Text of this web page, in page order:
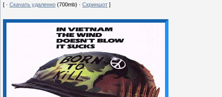
[ · Скачать удаленно (700mb) · Скриншот ]